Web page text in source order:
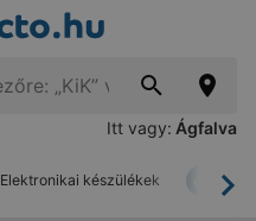
Itt vagy: Ágfalva
Elektronikai készülékek